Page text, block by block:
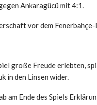
Ankaragücü mit 4:1.
vor dem Fenerbahçe-
große Freude erlebten,
in den Linsen wider.
am Ende des Spiels